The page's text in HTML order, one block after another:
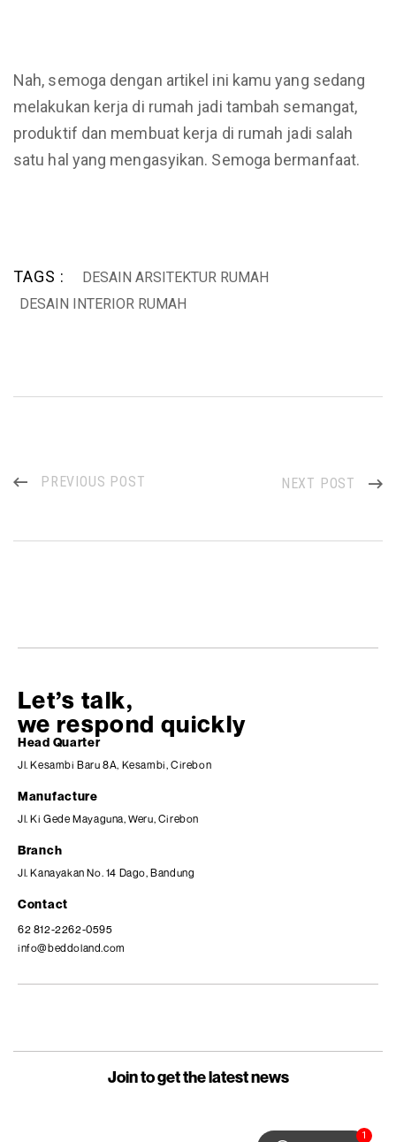
Nah, semoga dengan artikel ini kamu yang sedang
melakukan kerja di rumah jadi tambah semangat,
produktif dan membuat kerja di rumah jadi salah
satu hal yang mengasyikan. Semoga bermanfaat.
TAGS :
DESAIN ARSITEKTUR RUMAH
DESAIN INTERIOR RUMAH
PREVIOUS POST NEXT POST
Let’s talk,
we respond quickly
Head Quarter
Jl. Kesambi Baru 8A, Kesambi, Cirebon
Manufacture
Jl. Ki Gede Mayaguna, Weru, Cirebon
Branch
Jl. Kanayakan No. 14 Dago, Bandung
Contact
62 812-2262-0595
info@beddoland.com
Join to get the latest news
1